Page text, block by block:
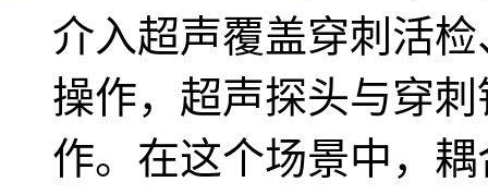
介入超声覆盖穿刺活
操作，超声探头与穿
作。在这个场景中，